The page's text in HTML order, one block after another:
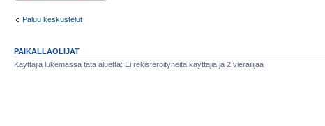
Paluu keskustelut
PAIKALLAOLIJAT
Käyttäjiä lukemassa tätä aluetta: Ei rekisteröityneitä käyttäjiä ja 2 vierailijaa